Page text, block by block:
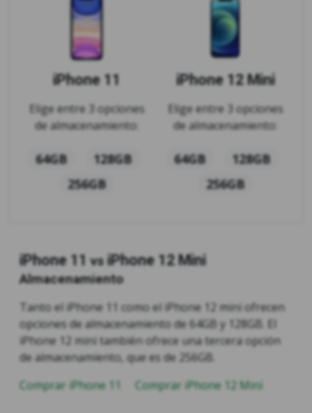
iPhone 11
Elige entre 3 opciones
de almacenamiento:
64GB
128GB
256GB
iPhone 12 Mini
Elige entre 3 opciones
de almacenamiento:
64GB
128GB
256GB
iPhone 11 vs iPhone 12 Mini
Almacenamiento
Tanto el iPhone 11 como el iPhone 12 mini ofrecen
opciones de almacenamiento de 64GB y 128GB. El
iPhone 12 mini también ofrece una tercera opción
de almacenamiento, que es de 256GB.
Comprar iPhone 11
Comprar iPhone 12 Mini